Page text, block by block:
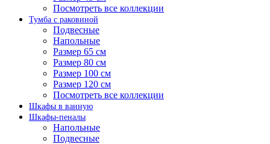
Посмотреть все коллекции
Тумба с раковиной
Подвесные
Напольные
Размер 65 см
Размер 80 см
Размер 100 см
Размер 120 см
Посмотреть все коллекции
Шкафы в ванную
Шкафы-пеналы
Напольные
Подвесные